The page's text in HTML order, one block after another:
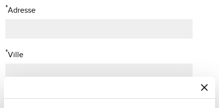
*Adresse
*Ville
Code postal